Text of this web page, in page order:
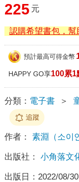
225 元
認購希望書包，幫
預計最高可得金幣
HAPPY GO享100累1
分類： 電子書 ＞
追蹤
作者： 素淵（소이
出版社： 小角落文
出版日： 2022/08/30